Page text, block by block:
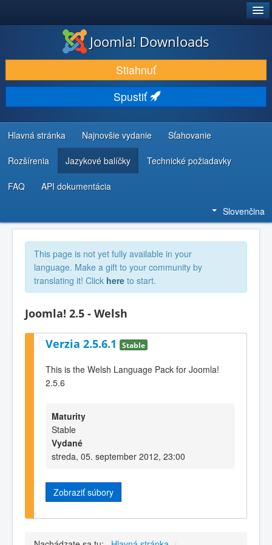
STIAHNUŤ & ROZŠÍRIŤ
OBJAVUJTE & UČTE SA
KOMUNITA & PODPORA
ZDROJE INFORMÁCIÍ PRE VÝVOJÁROV
Joomla! Downloads
Stiahnuť
Spustiť
Hlavná stránka Najnovšie vydanie Sťahovanie
Rozšírenia Jazykové balíčky Technické požiadavky
FAQ API dokumentácia
Slovenčina
This page is not yet fully available in your
language. Make a gift to your community by
translating it! Click here to start.
Joomla! 2.5 - Welsh
Verzia 2.5.6.1 Stable
This is the Welsh Language Pack for Joomla!
2.5.6
Maturity
Stable
Vydané
streda, 05. september 2012, 23:00
Zobraziť súbory